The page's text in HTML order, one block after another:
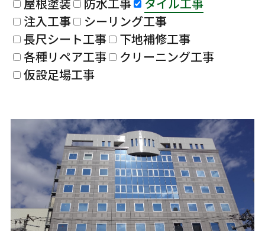
屋根塗装
防水工事
タイル工事
注入工事
シーリング工事
長尺シート工事
下地補修工事
各種リペア工事
クリーニング工事
仮設足場工事